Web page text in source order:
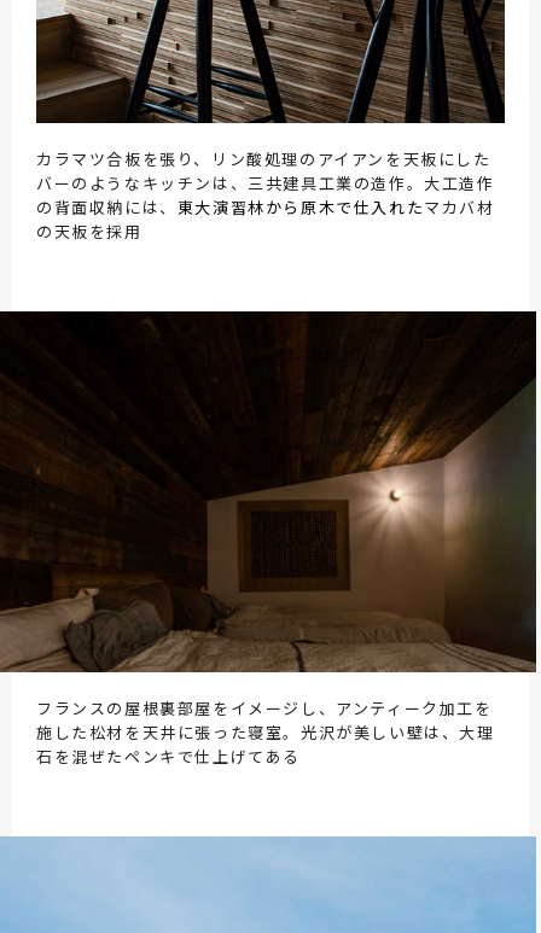
カラマツ合板を張り、リン酸処理のアイアンを天板にした
バーのようなキッチンは、三共建具工業の造作。大工造作
の背面収納には、 東大演習林から原木で仕入れたマカバ材
の天板を採用
フランスの屋根裏部屋をイメージし、アンティーク加工を
施した松材を天井に張った寝室。光沢が美しい壁は、大理
石を混ぜたペンキで仕上げてある